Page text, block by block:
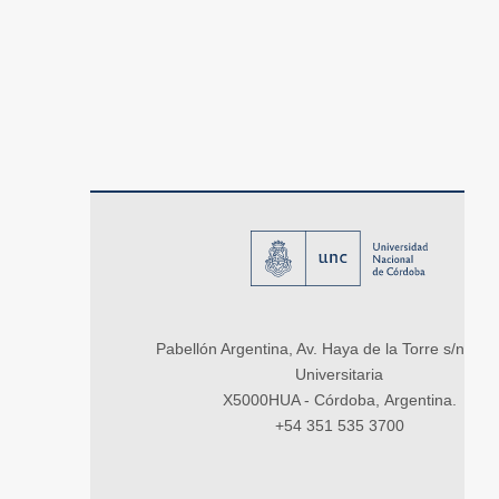
Pabellón Argentina, Av. Haya de la Torre s/n,
Universitaria
X5000HUA - Córdoba, Argentina.
+54 351 535 3700